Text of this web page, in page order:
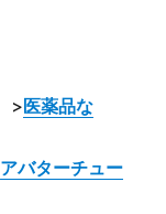
>医薬品な
アバターチュー